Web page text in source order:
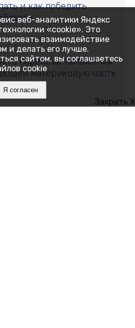
и как победить
о переломе положения
материковую часть
Закрыть X
веб-аналитики Яндекс
«cookie». Это
взаимодействие
и делать его лучше.
сайтом, вы соглашаетесь
cookie
Я согласен